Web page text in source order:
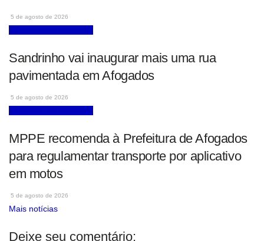
5 de agosto de 2026
Sandrinho vai inaugurar mais uma rua
pavimentada em Afogados
5 de agosto de 2026
MPPE recomenda à Prefeitura de Afogados
para regulamentar transporte por aplicativo
em motos
5 de agosto de 2026
Mais notícias
Deixe seu comentário: